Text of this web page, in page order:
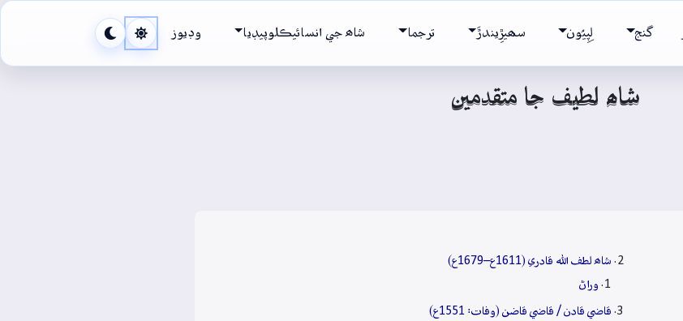
گنج لِپِيُون سھيڙِيندڙَ ترجما شاھ جي انسائيڪلوپيڊيا وڊيوز
شاھ لطيف جا متقدمين
شاھ لطف الله قادري (1611ع–1679ع)
وراڻ
قاضي قادن / قاضي قاضن (وفات: 1551ع)